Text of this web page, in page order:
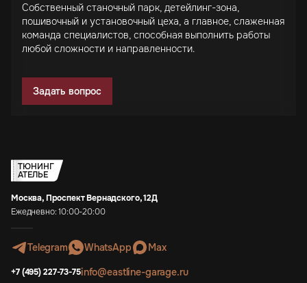
Собственный станочный парк, детейлинг-зона,
пошивочный и установочный цеха, а главное, слаженная
команда специалистов, способная выполнить работы
любой сложности и направленности.
Задать вопрос
ТЮНИНГ
АТЕЛЬЕ
Москва, Проспект Вернадского, 12Д
Ежедневно: 10:00-20:00
Telegram WhatsApp Max
+7 (495) 227-73-75info@eastline-garage.ru